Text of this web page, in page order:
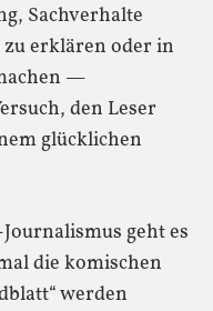
Sachverhalte
erklären oder in
—
den Leser
glücklichen
geht es
die komischen
werden